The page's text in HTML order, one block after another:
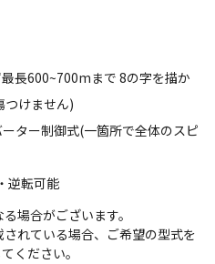
長600~700mまで 8の字を描か
つけません)
ター制御式(一箇所で全体のスピ
逆転可能
場合がございます。
れている場合、ご希望の型式を
ください。